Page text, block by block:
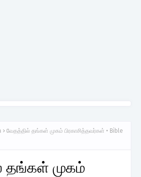
வேதத்தில் தங்கள் முகம் பிரகாசித்தவர்கள் • Bible
தங்கள் முகம்